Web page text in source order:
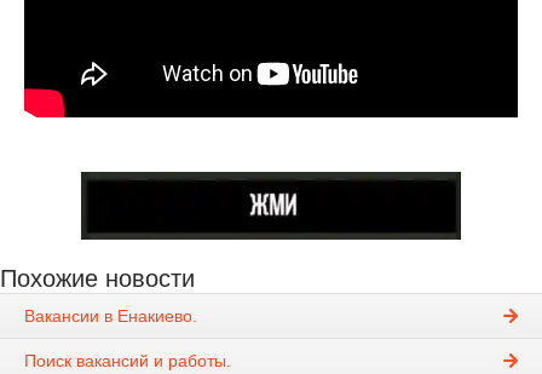
Похожие новости
Вакансии в Енакиево.
Поиск вакансий и работы.